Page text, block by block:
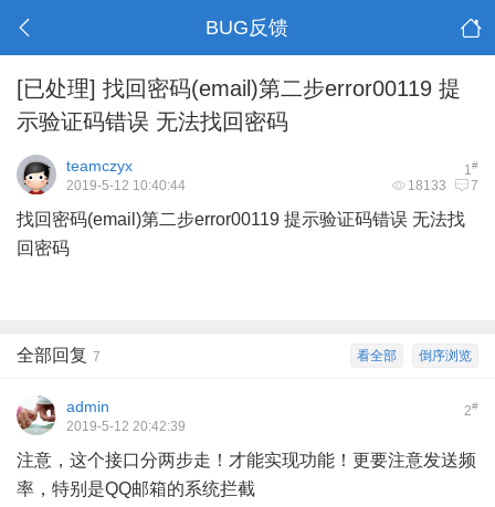
BUG反馈
[已处理] 找回密码(email)第二步error00119 提
示验证码错误 无法找回密码
1#
teamczyx
18133 7
2019-5-12 10:40:44
找回密码(email)第二步error00119 提示验证码错误 无法找
回密码
倒序浏览
看全部
全部回复 7
2#
admin
2019-5-12 20:42:39
注意，这个接口分两步走！才能实现功能！更要注意发送频
率，特别是QQ邮箱的系统拦截